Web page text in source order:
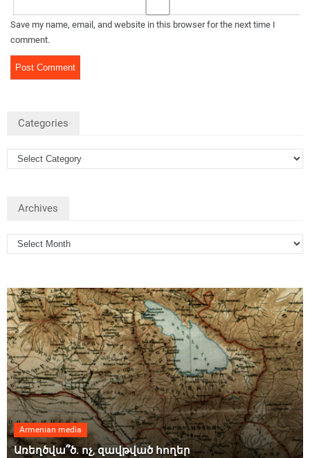
Save my name, email, and website in this browser for the next time I
comment.
Categories
Archives
Armenian media
Առեղծվա՞ծ. ոչ, զավթված հողեր